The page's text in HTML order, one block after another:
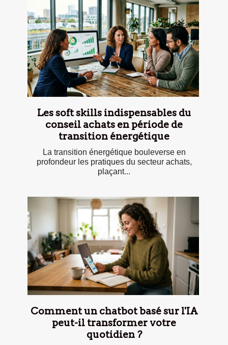
Les soft skills indispensables du
conseil achats en période de
transition énergétique
La transition énergétique bouleverse en
profondeur les pratiques du secteur achats,
plaçant...
Comment un chatbot basé sur l'IA
peut-il transformer votre
quotidien ?